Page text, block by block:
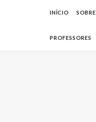
INÍCIO SOBRE
PROFESSORES